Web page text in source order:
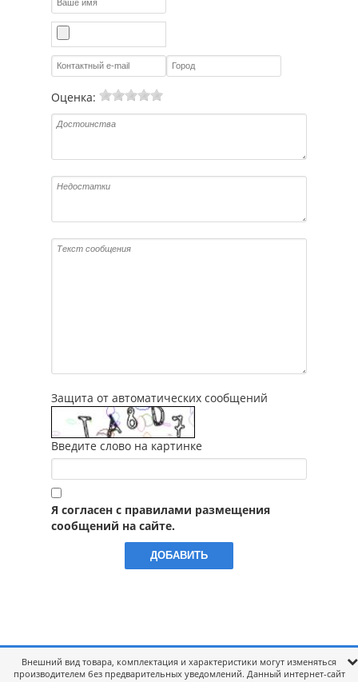
Оценка:
Защита от автоматических сообщений
Введите слово на картинке
Я согласен с правилами размещения
сообщений на сайте.
Внешний вид товара, комплектация и характеристики могут изменяться
производителем без предварительных уведомлений. Данный интернет-сайт